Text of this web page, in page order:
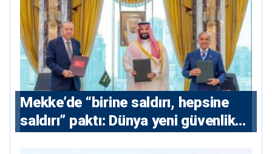
Mekke’de “birine saldırı, hepsine
saldırı” paktı: Dünya yeni güvenlik